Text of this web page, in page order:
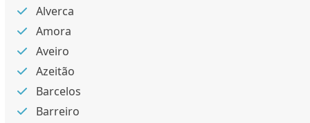
Alverca
Amora
Aveiro
Azeitão
Barcelos
Barreiro